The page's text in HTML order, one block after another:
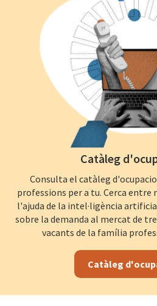
Catàleg
Consulta el catàleg
professions per a tu. Cerca entre
l'ajuda de la intel·ligència
sobre la demanda al mercat de
vacants de la família
Catàleg